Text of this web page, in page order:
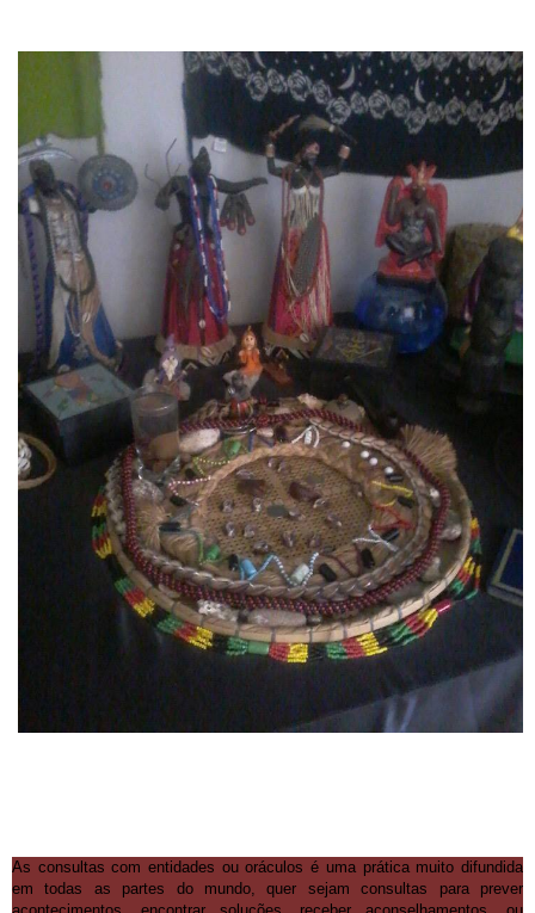
As consultas com entidades ou oráculos é uma prática muito difundida
em todas as partes do mundo, quer sejam consultas para prever